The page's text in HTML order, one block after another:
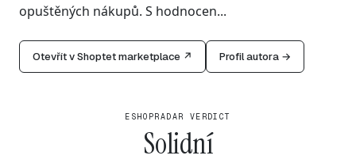
opuštěných nákupů. S hodnocen...
Otevřít v Shoptet marketplace ↗ Profil autora →
ESHOPRADAR VERDICT
Solidní